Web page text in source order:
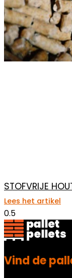
STOFVRIJE
Lees het artikel
Vind de